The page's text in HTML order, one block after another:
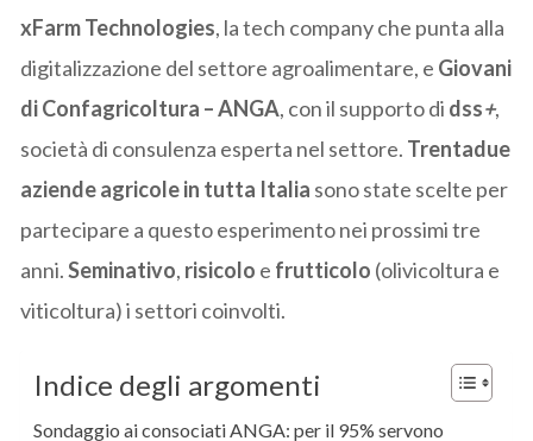
xFarm Technologies, la tech company che punta alla
digitalizzazione del settore agroalimentare, e Giovani
di Confagricoltura – ANGA, con il supporto di dss+,
società di consulenza esperta nel settore. Trentadue
aziende agricole in tutta Italia sono state scelte per
partecipare a questo esperimento nei prossimi tre
anni.Seminativo, risicolo e frutticolo (olivicoltura e
viticoltura) i settori coinvolti.
Indice degli argomenti
Sondaggio ai consociati ANGA: per il 95% servono